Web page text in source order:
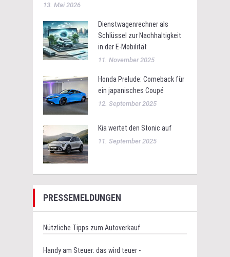
13. Mai 2026
Dienstwagenrechner als
Schlüssel zur Nachhaltigkeit
in der E-Mobilität
11. November 2025
Honda Prelude: Comeback für
ein japanisches Coupé
12. September 2025
Kia wertet den Stonic auf
11. September 2025
PRESSEMELDUNGEN
Nützliche Tipps zum Autoverkauf
Handy am Steuer: das wird teuer -